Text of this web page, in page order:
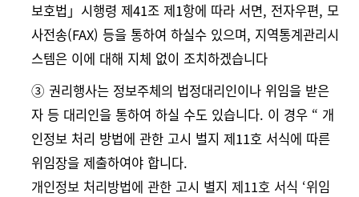
보호법」시행령 제41조 제1항에 따라 서면, 전자우편, 모
사전송(FAX) 등을 통하여 하실수 있으며, 지역통계관리시
스템은 이에 대해 지체 없이 조치하겠습니다
➂ 권리행사는 정보주체의 법정대리인이나 위임을 받은
자 등 대리인을 통하여 하실 수도 있습니다. 이 경우 “ 개
인정보 처리 방법에 관한 고시 벌지 제11호 서식에 따른
위임장을 제출하여야 합니다.
개인정보 처리방법에 관한 고시 별지 제11호 서식 ‘위임